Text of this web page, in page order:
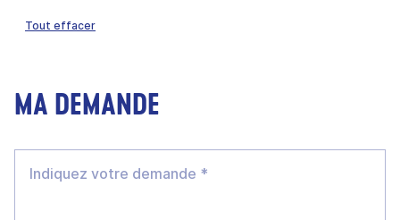
Tout effacer
MA DEMANDE